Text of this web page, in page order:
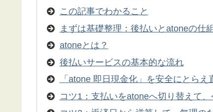
この記事でわかること
まずは基礎整理：後払いとatoneの仕
atoneとは？
後払いサービスの基本的な流れ
「atone 即日現金化」を安全にとら
コツ1：支払いをatoneへ切り替えて